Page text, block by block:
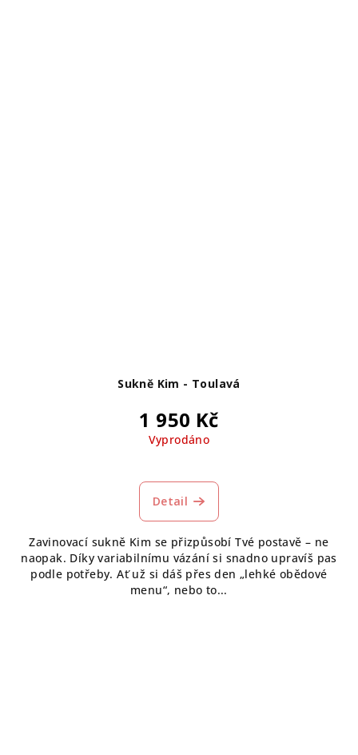
Sukně Kim - Toulavá
1 950 Kč
Vyprodáno
Detail
Zavinovací sukně Kim se přizpůsobí Tvé postavě – ne
naopak. Díky variabilnímu vázání si snadno upravíš pas
podle potřeby. Ať už si dáš přes den „lehké obědové
menu“, nebo to...